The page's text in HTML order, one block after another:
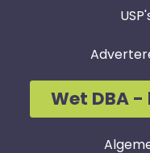
Wet DBA -